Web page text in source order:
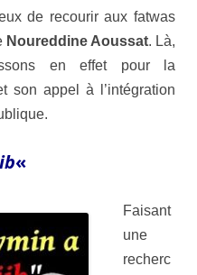
de recourir aux fatwas
Noureddine Aoussat. Là,
en effet pour la
son appel à l’intégration
.
«
Faisant
une
recherc